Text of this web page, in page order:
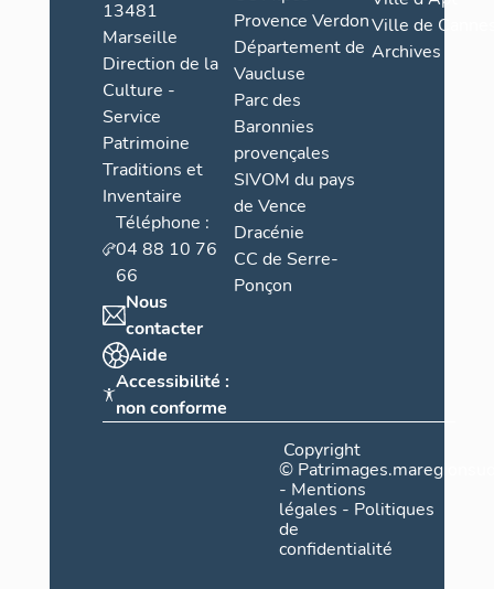
13481
Marseille
Direction de la
Culture -
Service
Patrimoine
Traditions et
Inventaire
Téléphone :
04 88 10 76
66
Nous
contacter
Aide
Accessibilité :
non conforme
Provence Verdon
Département de
Vaucluse
Parc des
Baronnies
provençales
SIVOM du pays
de Vence
Dracénie
CC de Serre-
Ponçon
Ville de
Archives
Copyright
©
- Mentions
légales - Politiques
de
confidentialité